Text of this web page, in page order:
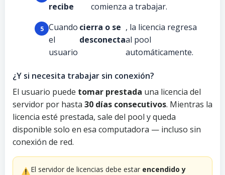
recibe
comienza a trabajar.
Cuando
el
usuario
cierra o se
desconecta
, la licencia regresa
al pool
automáticamente.
¿Y si necesita trabajar sin conexión?
El usuario puede tomar prestada una licencia del
servidor por hasta 30 días consecutivos. Mientras la
licencia esté prestada, sale del pool y queda
disponible solo en esa computadora — incluso sin
conexión de red.
El servidor de licencias debe estar encendido y